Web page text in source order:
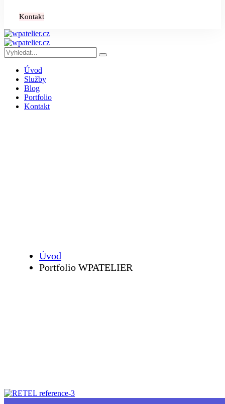
Kontakt
Úvod
Služby
Blog
Portfolio
Kontakt
Úvod
Portfolio WPATELIER